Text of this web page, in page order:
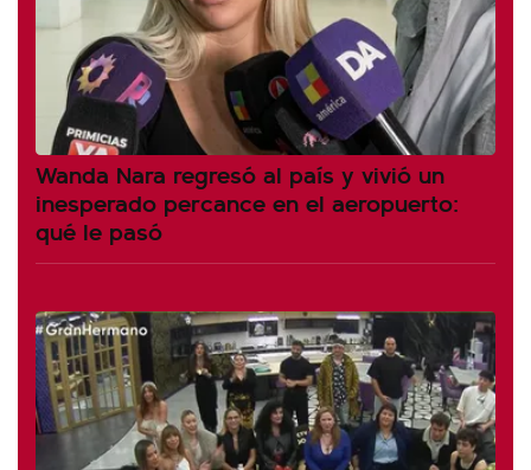
Wanda Nara regresó al país y vivió un
inesperado percance en el aeropuerto:
qué le pasó